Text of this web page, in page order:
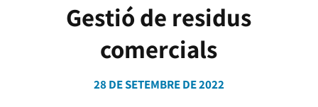
Gestió de residus
comercials
28 DE SETEMBRE DE 2022